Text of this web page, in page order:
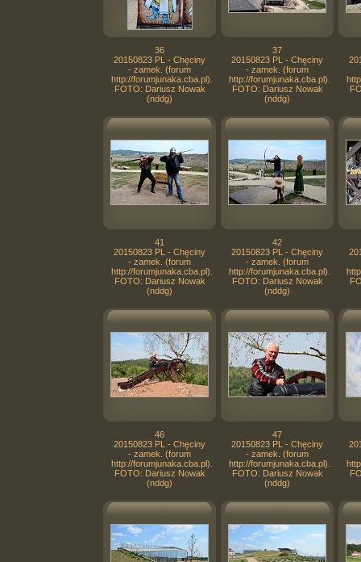
36
20150823 PL - Chęciny
- zamek. (forum
http://forumjunaka.cba.pl).
FOTO: Dariusz Nowak
(nddg)
37
20150823 PL - Chęciny
- zamek. (forum
http://forumjunaka.cba.pl).
FOTO: Dariusz Nowak
(nddg)
41
20150823 PL - Chęciny
- zamek. (forum
http://forumjunaka.cba.pl).
FOTO: Dariusz Nowak
(nddg)
42
20150823 PL - Chęciny
- zamek. (forum
http://forumjunaka.cba.pl).
FOTO: Dariusz Nowak
(nddg)
46
20150823 PL - Chęciny
- zamek. (forum
http://forumjunaka.cba.pl).
FOTO: Dariusz Nowak
(nddg)
47
20150823 PL - Chęciny
- zamek. (forum
http://forumjunaka.cba.pl).
FOTO: Dariusz Nowak
(nddg)